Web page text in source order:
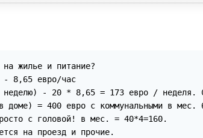
жилье и питание?
- 8,65 евро/час
неделю) - 20 * 8,65 = 173 евро / неделя.
доме) = 400 евро с коммунальными в
с головой! в мес. = 40*4=160.
на проезд и прочие.